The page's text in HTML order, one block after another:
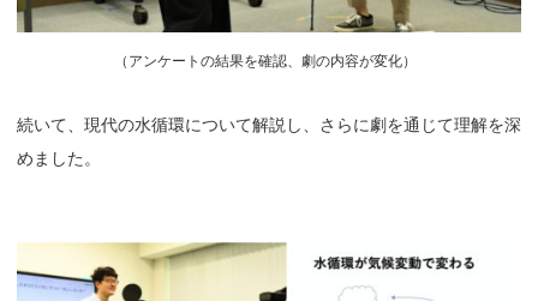
（ アンケートの結果を確認、劇の内容が変化）
続いて、現代の水循環について解説し、さらに劇を通じて理解を深
めました。